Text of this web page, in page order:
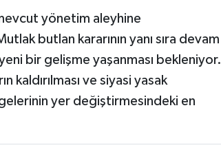
yönetim aleyhine
butlan kararının yanı sıra devam
bir gelişme yaşanması bekleniyor.
kaldırılması ve siyasi yasak
yer değiştirmesindeki en